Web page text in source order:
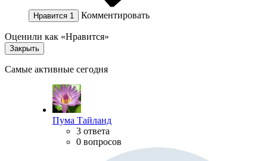
Нравится 1 Комментировать
Оценили как «Нравится»
Закрыть
Самые активные сегодня
Пума Тайланд
3 ответа
0 вопросов